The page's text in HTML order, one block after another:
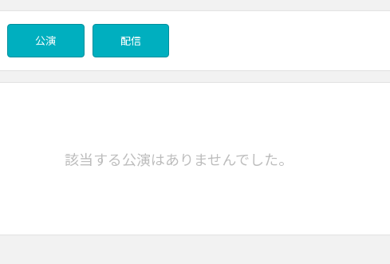
公演 配信
該当する公演はありませんでした。